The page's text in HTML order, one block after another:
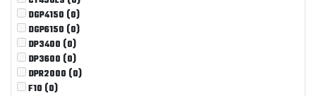
DGP4150 (0)
DGP6150 (0)
DP3400 (0)
DP3600 (0)
DPR2000 (0)
F10 (0)